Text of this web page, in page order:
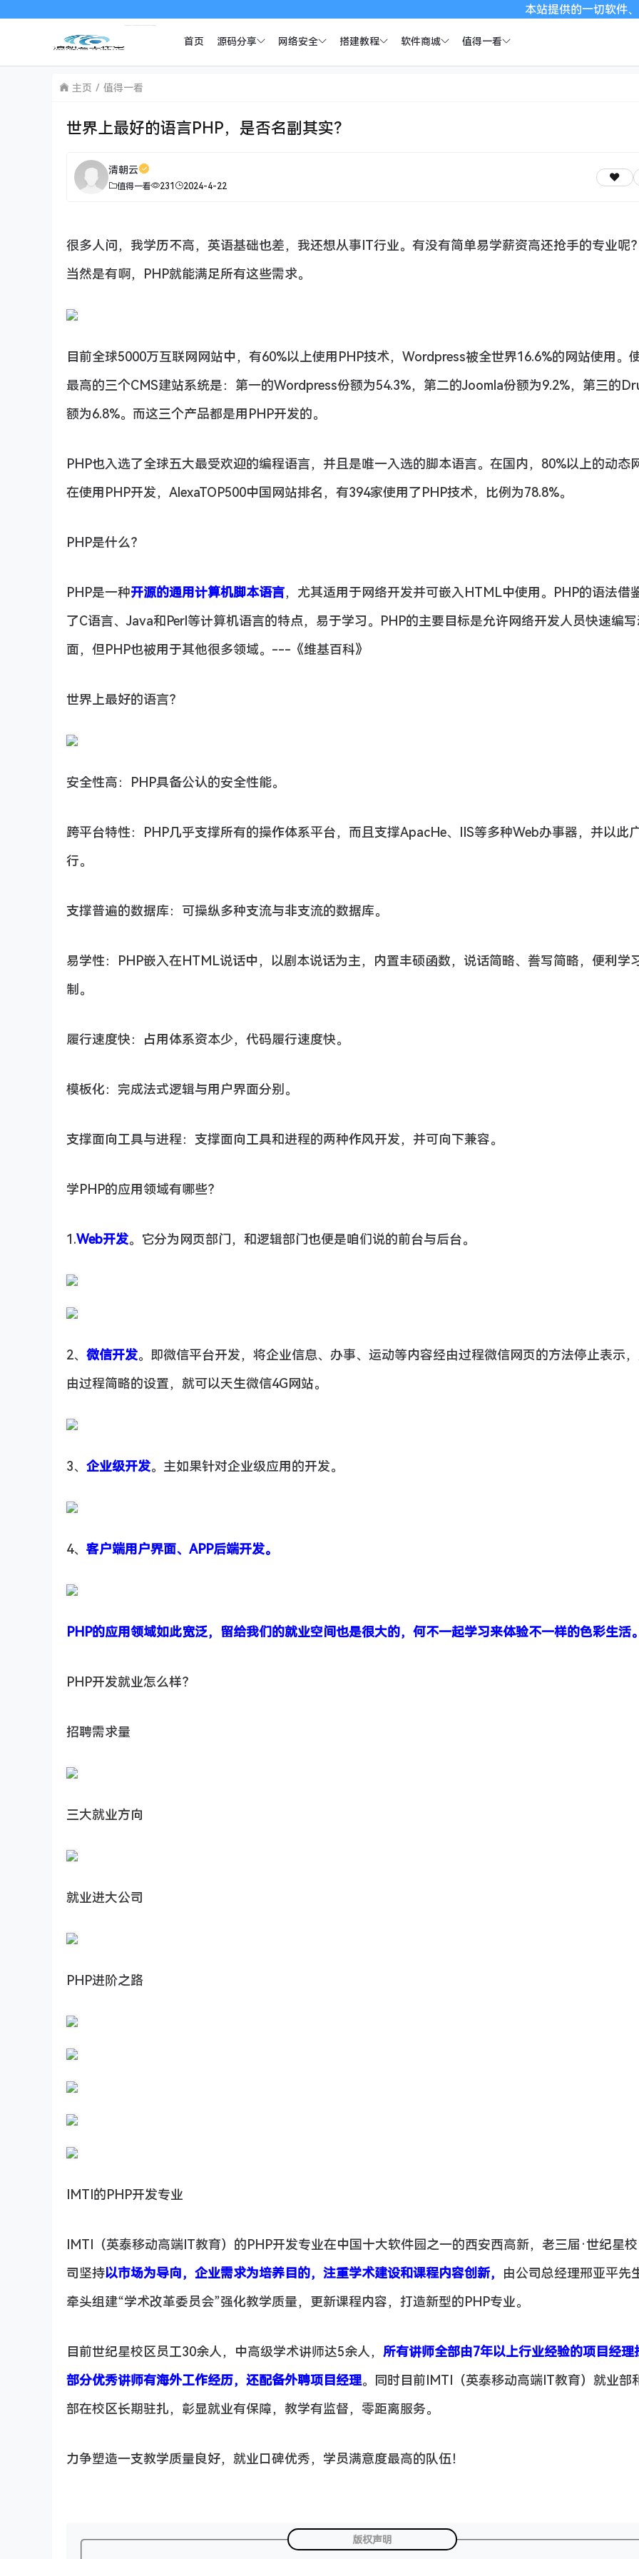
本站提供的一切软件、教程和内
首页 源码分享 网络安全 搭建教程 软件商城 值得一看
主页 值得一看
世界上最好的语言PHP，是否名副其实？
清朝云
值得一看 231 2024-4-22
很多人问，我学历不高，英语基础也差，我还想从事IT行业。有没有简单易学薪资高还抢手的专业呢
当然是有啊，PHP就能满足所有这些需求。
目前全球5000万互联网网站中，有60%以上使用PHP技术，Wordpress被全世界16.6%的网站使用。
最高的三个CMS建站系统是：第一的Wordpress份额为54.3%，第二的Joomla份额为9.2%，第三的
额为6.8%。而这三个产品都是用PHP开发的。
PHP也入选了全球五大最受欢迎的编程语言，并且是唯一入选的脚本语言。在国内，80%以上的动态
在使用PHP开发，AlexaTOP500中国网站排名，有394家使用了PHP技术，比例为78.8%。
PHP是什么？
PHP是一种开源的通用计算机脚本语言，尤其适用于网络开发并可嵌入HTML中使用。PHP的语法借
了C语言、Java和Perl等计算机语言的特点，易于学习。PHP的主要目标是允许网络开发人员快速编
面，但PHP也被用于其他很多领域。---《维基百科》
世界上最好的语言？
安全性高：PHP具备公认的安全性能。
跨平台特性：PHP几乎支撑所有的操作体系平台，而且支撑ApacHe、IIS等多种Web办事器，并以此
行。
支撑普遍的数据库：可操纵多种支流与非支流的数据库。
易学性：PHP嵌入在HTML说话中，以剧本说话为主，内置丰硕函数，说话简略、誊写简略，便利学
制。
履行速度快：占用体系资本少，代码履行速度快。
模板化：完成法式逻辑与用户界面分别。
支撑面向工具与进程：支撑面向工具和进程的两种作风开发，并可向下兼容。
学PHP的应用领域有哪些？
1.Web开发。它分为网页部门，和逻辑部门也便是咱们说的前台与后台。
2、 微信开发。即微信平台开发，将企业信息、办事、运动等内容经由过程微信网页的方法停止表示
由过程简略的设置，就可以天生微信4G网站。
3、 企业级开发。主如果针对企业级应用的开发。
4、 客户端用户界面、APP后端开发。
PHP的应用领域如此宽泛，留给我们的就业空间也是很大的，何不一起学习来体验不一样的色彩生活
PHP开发就业怎么样？
招聘需求量
三大就业方向
就业进大公司
PHP进阶之路
IMTI的PHP开发专业
IMTI（英泰移动高端IT教育）的PHP开发专业在中国十大软件园之一的西安西高新，老三届·世纪星
司坚持以市场为导向，企业需求为培养目的，注重学术建设和课程内容创新， 由公司总经理邢亚平先
牵头组建“学术改革委员会”强化教学质量，更新课程内容，打造新型的PHP专业。
目前世纪星校区员工30余人，中高级学术讲师达5余人， 所有讲师全部由7年以上行业经验的项目经理
部分优秀讲师有海外工作经历，还配备外聘项目经理。同时目前IMTI（英泰移动高端IT教育）就业部
部在校区长期驻扎，彰显就业有保障，教学有监督，零距离服务。
力争塑造一支教学质量良好，就业口碑优秀，学员满意度最高的队伍！
版权声明